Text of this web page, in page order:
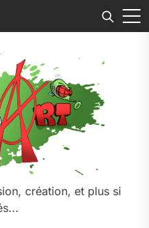
création, et plus si